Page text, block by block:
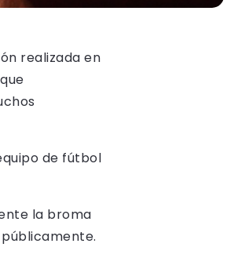
realizada en
de fútbol
la broma